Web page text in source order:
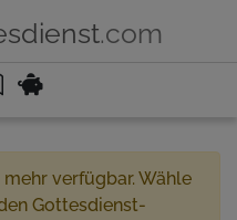
.com
verfügbar. Wähle
Gottesdienst-